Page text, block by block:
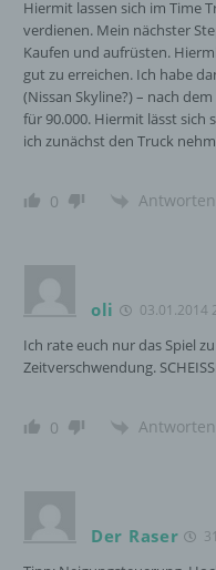
Hiermit lassen sich im Time
verdienen. Mein nächster
Kaufen und aufrüsten.
gut zu erreichen. Ich habe
(Nissan Skyline?) – nach
für 90.000. Hiermit lässt
ich zunächst den Truck
0 Antworten
oli 03.01.2014
Ich rate euch nur das Spiel
Zeitverschwendung.
0 Antworten
Der Raser
k) Einwilligung
Einwilligung
eindeutigen
sie mit der
Verantwortlicher im
Grundverordnung,